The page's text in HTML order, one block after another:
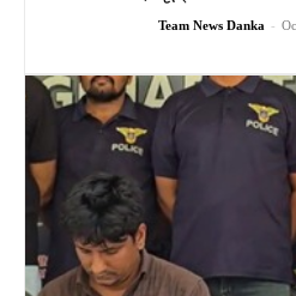
Team News Danka -